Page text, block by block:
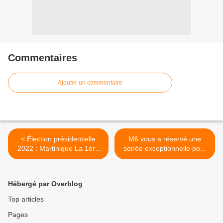
Commentaires
Ajouter un commentaire
< Élection présidentielle
2022 : Martinique La 1ère
mobilise ses trois médias !
M6 vous a réservé une
soirée exceptionnelle pour
fêter ses 35 ans ! >
Hébergé par Overblog
Top articles
Pages